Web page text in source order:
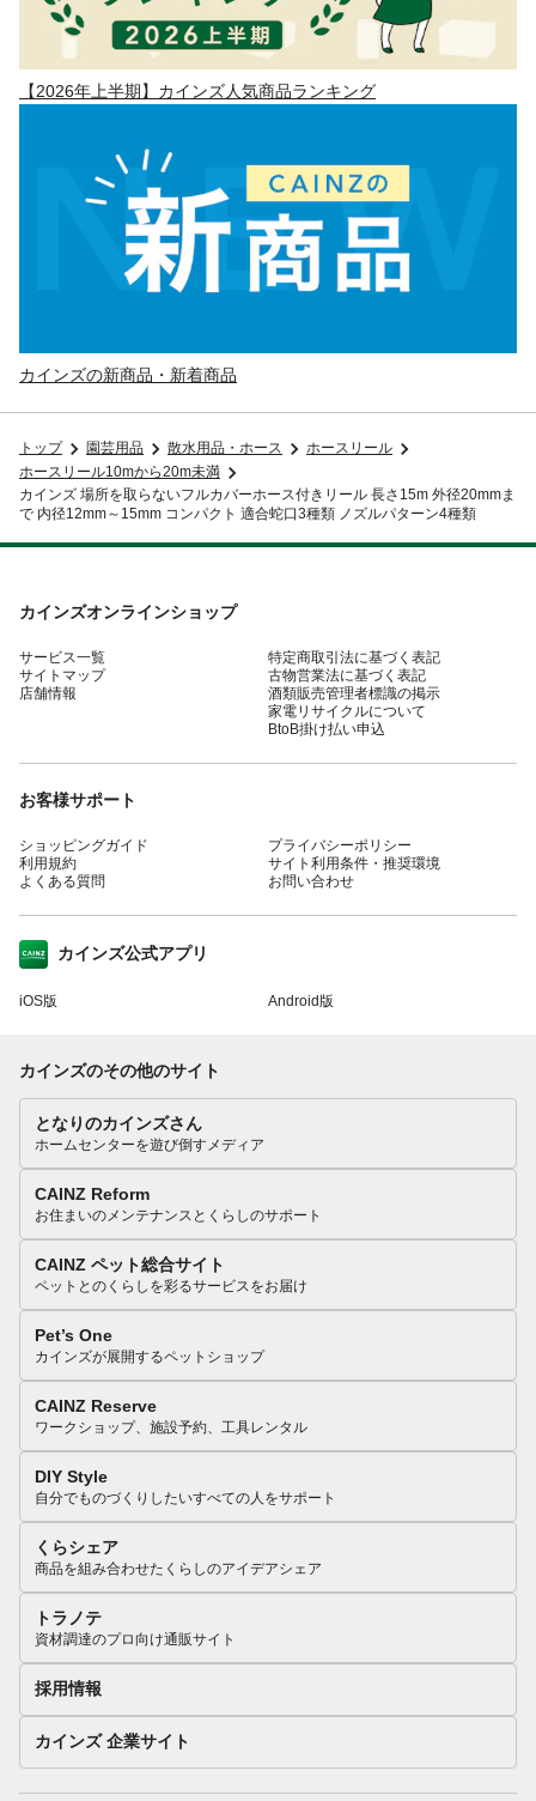
【2026年上半期】カインズ人気商品ランキング
カインズの新商品・新着商品
トップ 園芸用品 散水用品・ホース
ホースリール
ホースリール10mから20m未満
カインズ 場所を取らないフルカバーホース付きリール 長さ15m 外径20mmま
で 内径12mm～15mm コンパクト 適合蛇口3種類 ノズルパターン4種類
カインズオンラインショップ
サービス一覧
サイトマップ
店舗情報
特定商取引法に基づく表記
古物営業法に基づく表記
酒類販売管理者標識の掲示
家電リサイクルについて
BtoB掛け払い申込
お客様サポート
ショッピングガイド
利用規約
よくある質問
プライバシーポリシー
サイト利用条件・推奨環境
お問い合わせ
カインズ公式アプリ
iOS版 Android版
カインズのその他のサイト
となりのカインズさん
ホームセンターを遊び倒すメディア
CAINZ Reform
お住まいのメンテナンスとくらしのサポート
CAINZ ペット総合サイト
ペットとのくらしを彩るサービスをお届け
Pet’s One
カインズが展開するペットショップ
CAINZ Reserve
ワークショップ、施設予約、工具レンタル
DIY Style
自分でものづくりしたいすべての人をサポート
くらシェア
商品を組み合わせたくらしのアイデアシェア
トラノテ
資材調達のプロ向け通販サイト
採用情報
カインズ 企業サイト